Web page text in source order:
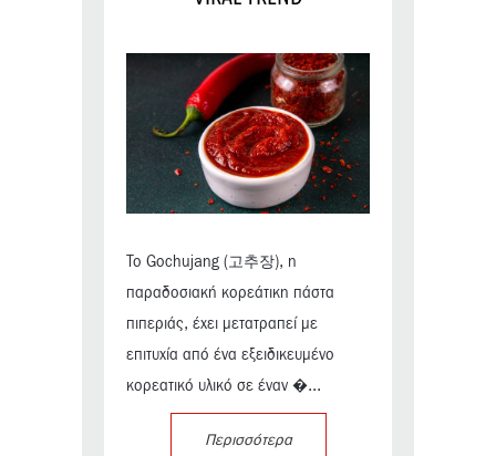
Το Gochujang (고추장), η
παραδοσιακή κορεάτικη πάστα
πιπεριάς, έχει μετατραπεί με
επιτυχία από ένα εξειδικευμένο
κορεατικό υλικό σε έναν �...
Περισσότερα